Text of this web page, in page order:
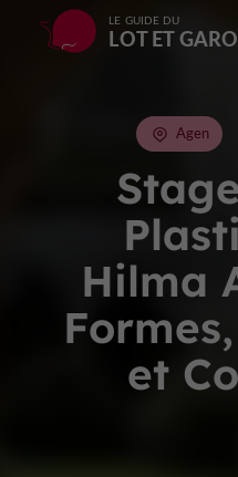
LE GUIDE DU
LOT ET
Hilma
et
Agen